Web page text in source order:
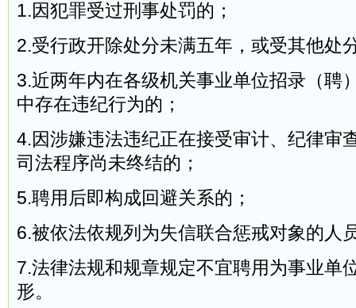
1.因犯罪受过刑事处罚的；
2.受行政开除处分未满五年，或受其他处
3.近两年内在各级机关事业单位招录（聘
中存在违纪行为的；
4.因涉嫌违法违纪正在接受审计、纪律审
司法程序尚未终结的；
5.聘用后即构成回避关系的；
6.被依法依规列为失信联合惩戒对象的人
7.法律法规和规章规定不宜聘用为事业单
形。